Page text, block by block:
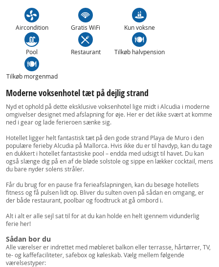
Aircondition Gratis WiFi Kun voksne
Pool Restaurant Tilkøb halvpension
Tilkøb morgenmad
Moderne voksenhotel tæt på dejlig strand
Nyd et ophold på dette eksklusive voksenhotel lige midt i Alcudia i moderne
omgivelser designet med afslapning for øje. Her er det ikke svært at komme
ned i gear og lade ferieroen sænke sig.
Hotellet ligger helt fantastisk tæt på den gode strand Playa de Muro i den
populære ferieby Alcudia på Mallorca. Hvis ikke du er til havdyp, kan du tage
en dukkert i hotellet fantastiske pool – endda med udsigt til havet. Du kan
også slænge dig på en af de bløde solstole og sippe en lækker cocktail, mens
du bare nyder solens stråler.
Får du brug for en pause fra ferieafslapningen, kan du besøge hotellets
fitness og få pulsen lidt op. Bliver du sulten oven på sådan en omgang, er
der både restaurant, poolbar og foodtruck at gå ombord i.
Alt i alt er alle sejl sat til for at du kan holde en helt igennem vidunderlig
ferie her!
Sådan bor du
Alle værelser er indrettet med møbleret balkon eller terrasse, hårtørrer, TV,
te- og kaffefaciliteter, safebox og køleskab. Vælg mellem følgende
værelsestyper: